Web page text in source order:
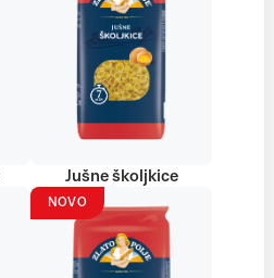
Jušne školjkice
NOVO